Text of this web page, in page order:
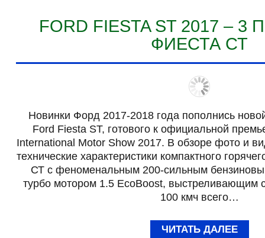
FORD FIESTA ST 2017 –
ФИЕСТА СТ
Новинки Форд 2017-2018 года пополнись
Ford Fiesta ST, готового к официальной
International Motor Show 2017. В обзоре фото и
технические характеристики компактного
СТ с феноменальным 200-сильным
турбо мотором 1.5 EcoBoost, выстреливающим
100 кмч всего…
ЧИТАТЬ ДАЛЕЕ